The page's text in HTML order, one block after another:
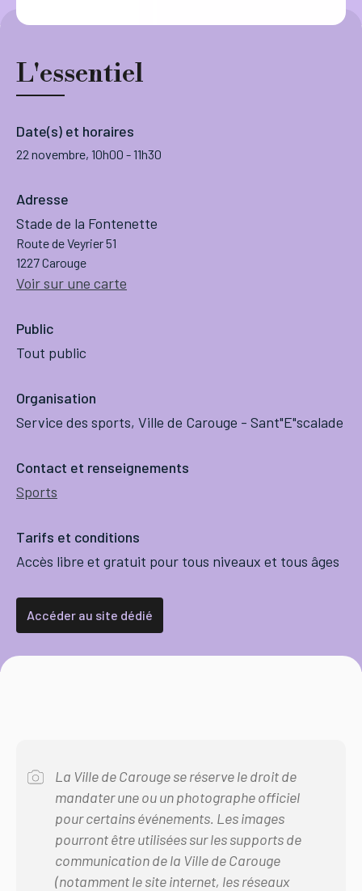
L'essentiel
Date(s) et horaires
22 novembre, 10h00 -11h30
Adresse
Stade de la Fontenette
Route de Veyrier 51
1227 Carouge
Voir sur une carte
Public
Tout public
Organisation
Service des sports, Ville de Carouge - Sant"E"scalade
Contact et renseignements
Sports
Tarifs et conditions
Accès libre et gratuit pour tous niveaux et tous âges
Accéder au site dédié
La Ville de Carouge se réserve le droit de
mandater une ou un photographe officiel
pour certains événements. Les images
pourront être utilisées sur les supports de
communication de la Ville de Carouge
(notamment le site internet, les réseaux